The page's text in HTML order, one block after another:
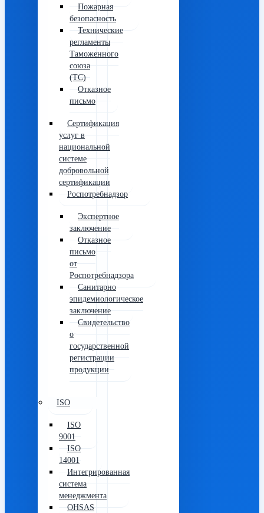
Пожарная
безопасность
Технические
регламенты
Таможенного
союза
(ТС)
Отказное
письмо
Сертификация
услуг в
национальной
системе
добровольной
сертификации
Роспотребнадзор
Экспертное
заключение
Отказное
письмо
от
Роспотребнадзора
Санитарно
эпидемиологическое
заключение
Свидетельство
о
государственной
регистрации
продукции
ISO
ISO
9001
ISO
14001
Интегрированная
система
менеджмента
OHSAS